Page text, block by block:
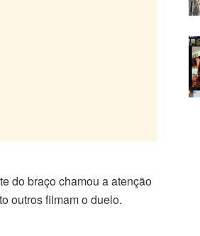
do braço chamou a atenção
outros filmam o duelo.